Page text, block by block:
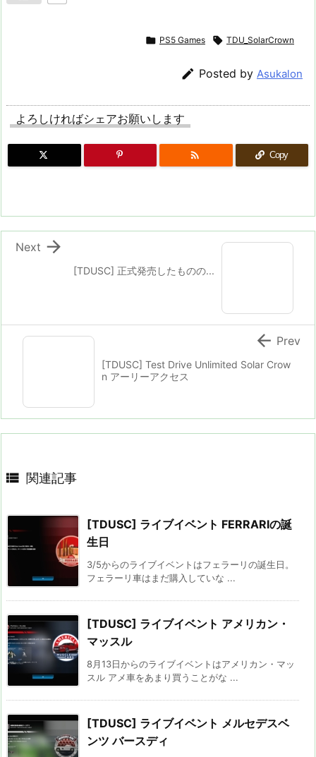
 PS5 Games  TDU_SolarCrown
 Posted by Asukalon
よろしければシェアお願いします
 Copy
[TDUSC] 正式発売したものの...

Next
[TDUSC] Test Drive Unlimited Solar Crow
n アーリーアクセス
 Prev
 関連記事
[TDUSC] ライブイベント FERRARIの誕
生日
3/5からのライブイベントはフェラーリの誕生日。
フェラーリ車はまだ購入していな ...
[TDUSC] ライブイベント アメリカン・
マッスル
8月13日からのライブイベントはアメリカン・マッ
スル アメ車をあまり買うことがな ...
[TDUSC] ライブイベント メルセデスベ
ンツ バースディ